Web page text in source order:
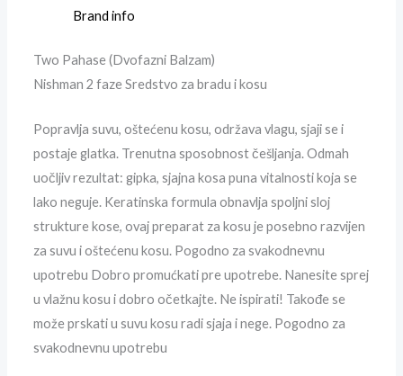
Brand info
Two Pahase (Dvofazni Balzam)
Nishman 2 faze Sredstvo za bradu i kosu
Popravlja suvu, oštećenu kosu, održava vlagu, sjaji se i
postaje glatka. Trenutna sposobnost češljanja. Odmah
uočljiv rezultat: gipka, sjajna kosa puna vitalnosti koja se
lako neguje. Keratinska formula obnavlja spoljni sloj
strukture kose, ovaj preparat za kosu je posebno razvijen
za suvu i oštećenu kosu. Pogodno za svakodnevnu
upotrebu Dobro promućkati pre upotrebe. Nanesite sprej
u vlažnu kosu i dobro očetkajte. Ne ispirati! Takođe se
može prskati u suvu kosu radi sjaja i nege. Pogodno za
svakodnevnu upotrebu